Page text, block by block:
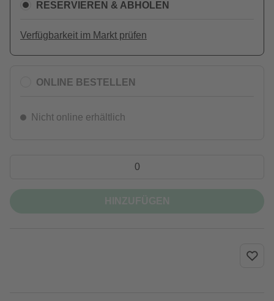
RESERVIEREN & ABHOLEN
Verfügbarkeit im Markt prüfen
ONLINE BESTELLEN
Nicht online erhältlich